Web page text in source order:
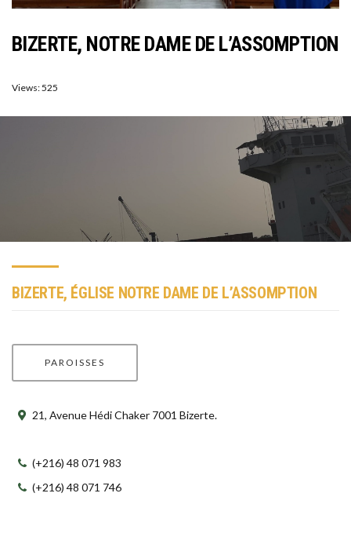
BIZERTE, NOTRE DAME DE L’ASSOMPTION
Views: 525
BIZERTE, ÉGLISE NOTRE DAME DE L’ASSOMPTION
PAROISSES
21, Avenue Hédi Chaker 7001 Bizerte.
(+216) 48 071 983
(+216) 48 071 746